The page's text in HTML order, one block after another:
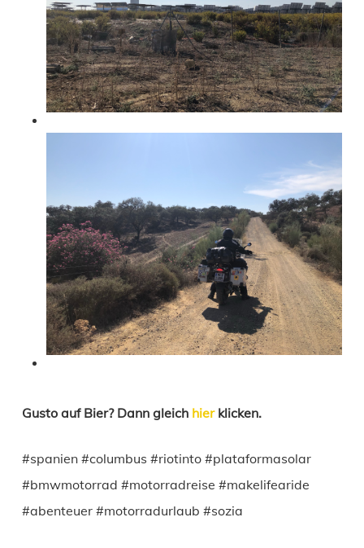
Gusto auf Bier? Dann gleich hierklicken.
#spanien #columbus #riotinto #plataformasolar
#bmwmotorrad #motorradreise #makelifearide
#abenteuer #motorradurlaub #sozia